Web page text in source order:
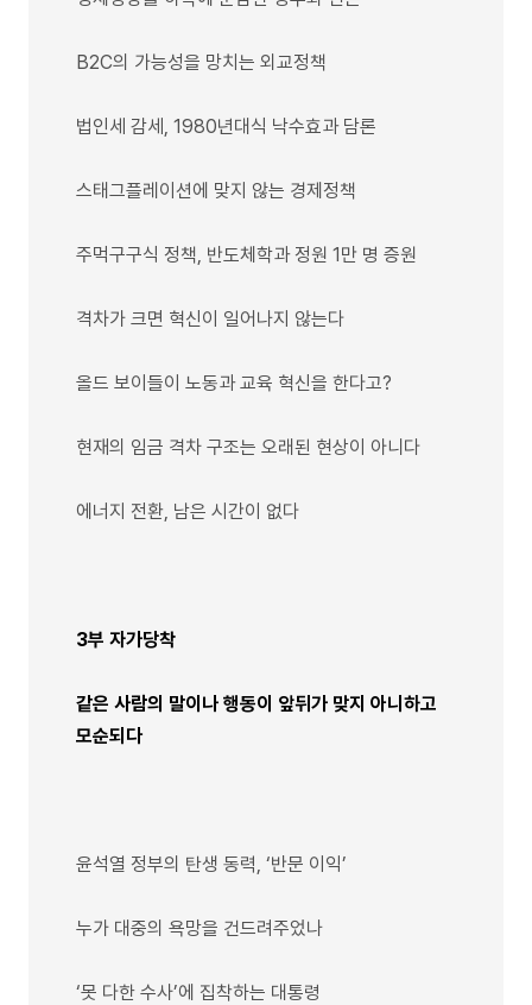
B2C의 가능성을 망치는 외교정책
법인세 감세, 1980년대식 낙수효과 담론
스태그플레이션에 맞지 않는 경제정책
주먹구구식 정책, 반도체학과 정원 1만 명 증원
격차가 크면 혁신이 일어나지 않는다
올드 보이들이 노동과 교육 혁신을 한다고?
현재의 임금 격차 구조는 오래된 현상이 아니다
에너지 전환, 남은 시간이 없다
3부 자가당착
같은 사람의 말이나 행동이 앞뒤가 맞지 아니하고
모순되다
윤석열 정부의 탄생 동력, ‘반문 이익’
누가 대중의 욕망을 건드려주었나
‘못 다한 수사’에 집착하는 대통령